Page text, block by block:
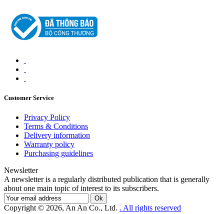
Customer Service
Privacy Policy
Terms & Conditions
Delivery information
Warranty policy
Purchasing guidelines
Newsletter
A newsletter is a regularly distributed publication that is generally
about one main topic of interest to its subscribers.
Ok
Copyright © 2026, An An Co., Ltd. . All rights reserved